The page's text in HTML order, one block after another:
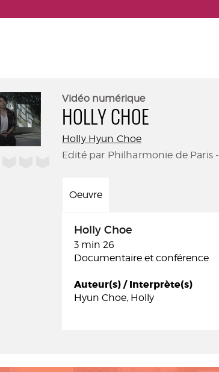
Vidéo numérique
HOLLY CHOE
Holly Hyun Choe
Edité par Philharmonie de Paris
Oeuvre
Holly Choe
3 min 26
Documentaire et conférence
Auteur(s) / Interprète(s)
Hyun Choe, Holly